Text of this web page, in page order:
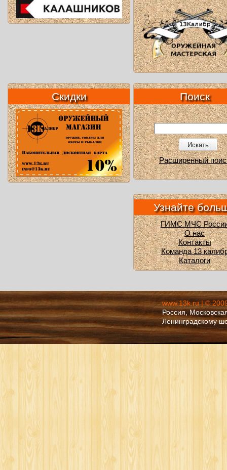
Скидки Поиск
Искать
Расширенный
Узнайте
ГИМС МЧС
О нас
Контакты
Команда 13
Каталоги
www.13k.ru | ©
Россия,
Ленинградскому